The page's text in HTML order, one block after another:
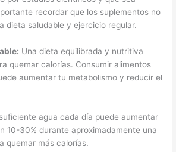
recordar que los suplementos no
dieta saludable y ejercicio regular.
Una dieta equilibrada y nutritiva
quemar calorías. Consumir alimentos
aumentar tu metabolismo y reducir el
agua cada día puede aumentar
10-30% durante aproximadamente una
quemar más calorías.